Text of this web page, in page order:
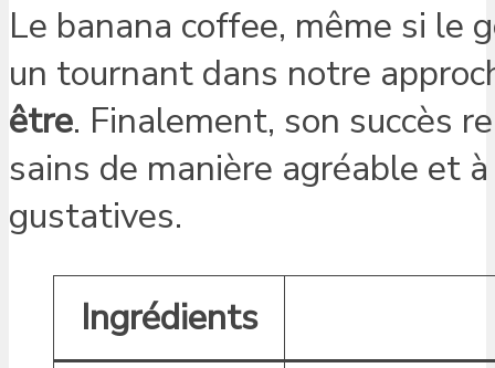
Le banana coffee, même si le
un tournant dans notre
être. Finalement, son succès
sains de manière agréable et
gustatives.
Ingrédients